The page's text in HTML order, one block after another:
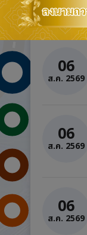
06
ส.ค. 2569
06
ส.ค. 2569
06
ส.ค. 2569